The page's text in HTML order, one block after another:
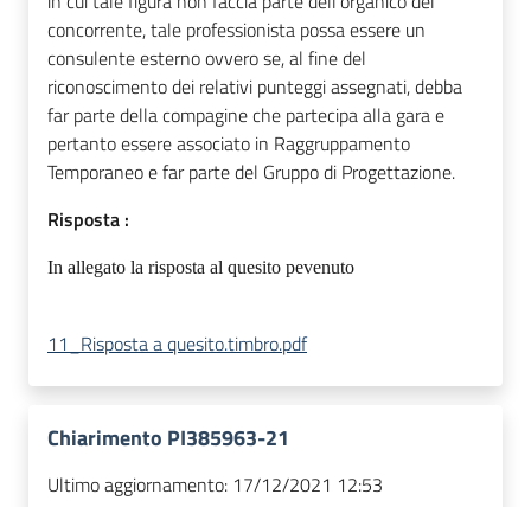
concorrente, tale professionista possa essere un
consulente esterno ovvero se, al fine del
riconoscimento dei relativi punteggi assegnati, debba
far parte della compagine che partecipa alla gara e
pertanto essere associato in Raggruppamento
Temporaneo e far parte del Gruppo di Progettazione.
Risposta :
In allegato la risposta al quesito pevenuto
11_Risposta a quesito.timbro.pdf
Chiarimento PI385963-21
Ultimo aggiornamento: 17/12/2021 12:53